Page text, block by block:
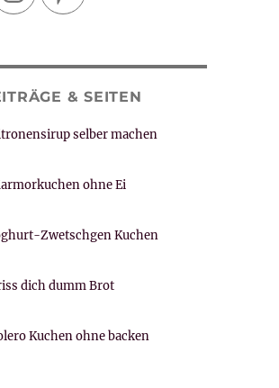
& SEITEN
selber machen
ohne Ei
Zwetschgen Kuchen
dich dumm Brot
Kuchen ohne backen